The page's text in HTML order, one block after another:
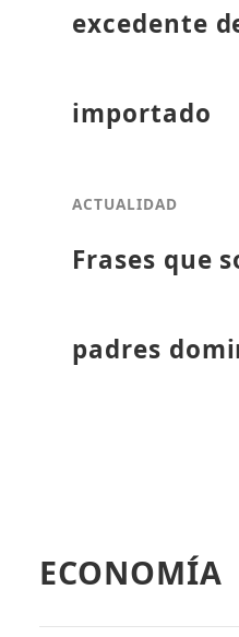
excedente
importado
ACTUALIDAD
Frases que
padres
ECONOMÍA